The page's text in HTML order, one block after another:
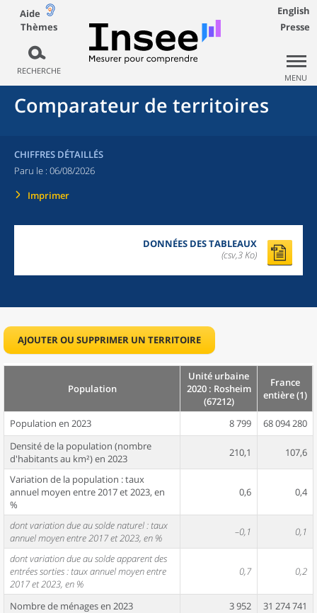
Aide
Thèmes
RECHERCHE
English
Presse
MENU
Comparateur de territoires
CHIFFRES DÉTAILLÉS
Paru le : 06/08/2026
Imprimer
DONNÉES DES TABLEAUX
(csv,3 Ko)
AJOUTER OU SUPPRIMER UN TERRITOIRE
Population
Unité urbaine
2020 : Rosheim
(67212)
France
entière (1)
Population en 2023 8 799
68 094 280
Densité de la population (nombre
d'habitants au km²) en 2023
210,1 107,6
Variation de la population : taux
annuel moyen entre 2017 et 2023, en
%
0,6 0,4
dont variation due au solde naturel : taux
annuel moyen entre 2017 et 2023, en %
–0,1 0,1
dont variation due au solde apparent des
entrées sorties : taux annuel moyen entre
2017 et 2023, en %
0,7 0,2
Nombre de ménages en 2023 3 952
31 274 741